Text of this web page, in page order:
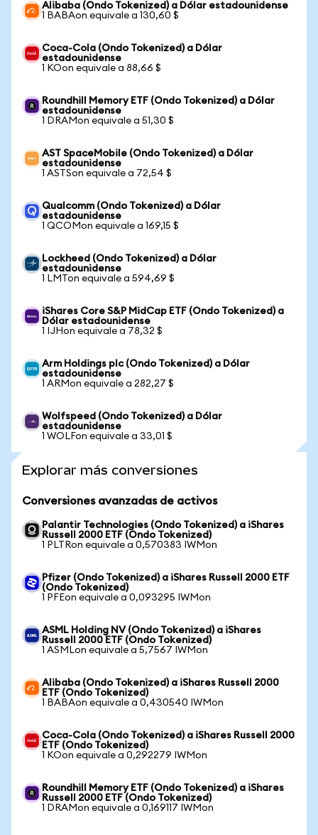
Alibaba (Ondo Tokenized) a Dólar estadounidense
1 BABAon equivale a 130,60 $
Coca-Cola (Ondo Tokenized) a Dólar
estadounidense
1 KOon equivale a 88,66 $
Roundhill Memory ETF (Ondo Tokenized) a Dólar
estadounidense
1 DRAMon equivale a 51,30 $
AST SpaceMobile (Ondo Tokenized) a Dólar
estadounidense
1 ASTSon equivale a 72,54 $
Qualcomm (Ondo Tokenized) a Dólar
estadounidense
1 QCOMon equivale a 169,15 $
Lockheed (Ondo Tokenized) a Dólar
estadounidense
1 LMTon equivale a 594,69 $
iShares Core S&P MidCap ETF (Ondo Tokenized) a
Dólar estadounidense
1 IJHon equivale a 78,32 $
Arm Holdings plc (Ondo Tokenized) a Dólar
estadounidense
1 ARMon equivale a 282,27 $
Wolfspeed (Ondo Tokenized) a Dólar
estadounidense
1 WOLFon equivale a 33,01 $
Explorar más conversiones
Conversiones avanzadas de activos
Palantir Technologies (Ondo Tokenized) a iShares
Russell 2000 ETF (Ondo Tokenized)
1 PLTRon equivale a 0,570383 IWMon
Pfizer (Ondo Tokenized) a iShares Russell 2000 ETF
(Ondo Tokenized)
1 PFEon equivale a 0,093295 IWMon
ASML Holding NV (Ondo Tokenized) a iShares
Russell 2000 ETF (Ondo Tokenized)
1 ASMLon equivale a 5,7567 IWMon
Alibaba (Ondo Tokenized) a iShares Russell 2000
ETF (Ondo Tokenized)
1 BABAon equivale a 0,430540 IWMon
Coca-Cola (Ondo Tokenized) a iShares Russell 2000
ETF (Ondo Tokenized)
1 KOon equivale a 0,292279 IWMon
Roundhill Memory ETF (Ondo Tokenized) a iShares
Russell 2000 ETF (Ondo Tokenized)
1 DRAMon equivale a 0,169117 IWMon